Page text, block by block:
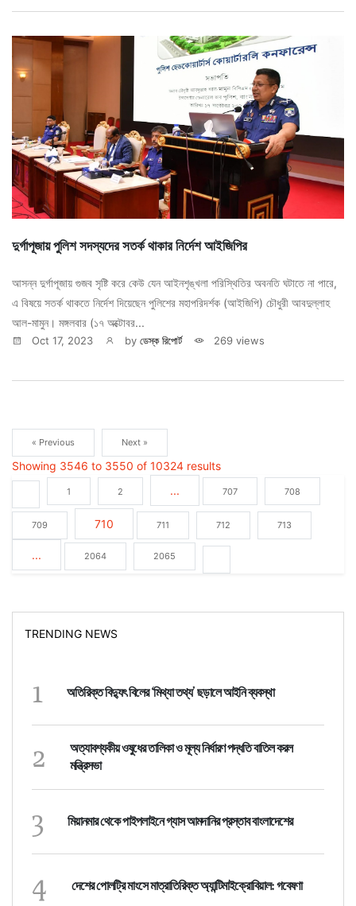
দুর্গাপূজায় পুলিশ সদস্যদের সতর্ক থাকার নির্দেশ আইজিপির
আসন্ন দুর্গাপূজায় গুজব সৃষ্টি করে কেউ যেন আইনশৃঙ্খলা পরিস্থিতির অবনতি ঘটাতে না পারে,
এ বিষয়ে সতর্ক থাকতে নির্দেশ দিয়েছেন পুলিশের মহাপরিদর্শক (আইজিপি) চৌধুরী আবদুল্লাহ
আল-মামুন। মঙ্গলবার (১৭ অক্টোবর...
Oct 17, 2023 by ডেস্ক রিপোর্ট 269 views
« Previous Next »
Showing 3546 to 3550 of 10324 results
1 2 ... 707 708
709 710 711 712 713
... 2064 2065
TRENDING NEWS
1 অতিরিক্ত বিদ্যুৎ বিলের ‘মিথ্যা তথ্য’ ছড়ালে আইনি ব্যবস্থা
2
অত্যাবশ্যকীয় ওষুধের তালিকা ও মূল্য নির্ধারণ পদ্ধতি বাতিল করল
মন্ত্রিসভা
3 মিয়ানমার থেকে পাইপলাইনে গ্যাস আমদানির প্রস্তাব বাংলাদেশের
4 দেশের পোলট্রি মাংসে মাত্রাতিরিক্ত অ্যান্টিমাইক্রোবিয়াল: গবেষণা